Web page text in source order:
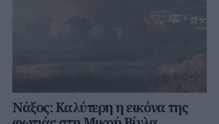
Νάξος: Καλύτερη η εικόνα της